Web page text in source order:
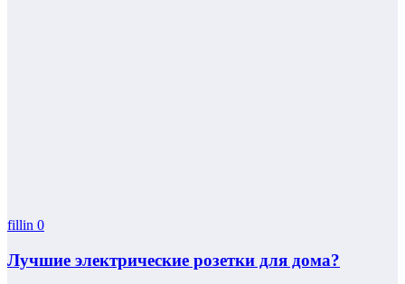
fillin 0
Лучшие электрические розетки для дома?